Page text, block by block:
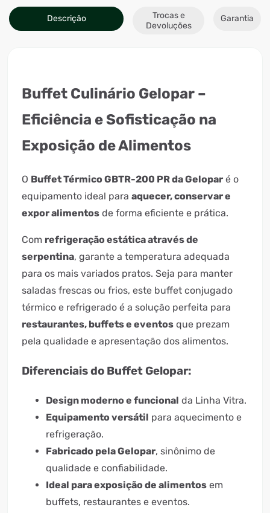
Descrição
Trocas e
Devoluções
Garantia
Buffet Culinário Gelopar –
Eficiência e Sofisticação na
Exposição de Alimentos
O Buffet Térmico GBTR-200 PR da Gelopar é o
equipamento ideal para aquecer, conservar e
expor alimentos de forma eficiente e prática.
Com refrigeração estática através de
serpentina, garante a temperatura adequada
para os mais variados pratos. Seja para manter
saladas frescas ou frios, este buffet conjugado
térmico e refrigerado é a solução perfeita para
restaurantes, buffets e eventos que prezam
pela qualidade e apresentação dos alimentos.
Diferenciais do Buffet Gelopar:
Design moderno e funcional da Linha Vitra.
Equipamento versátil para aquecimento e
refrigeração.
Fabricado pela Gelopar, sinônimo de
qualidade e confiabilidade.
Ideal para exposição de alimentos em
buffets, restaurantes e eventos.